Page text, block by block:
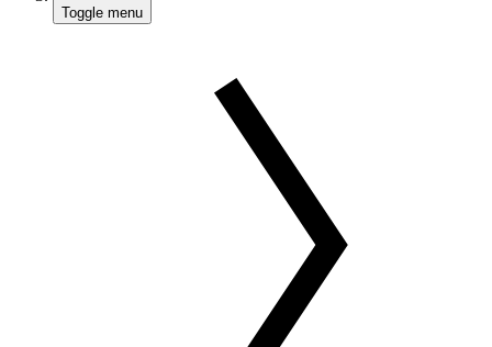
Toggle menu